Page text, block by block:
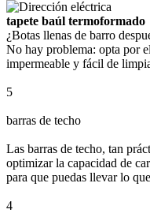
tapete baúl termoformado
¿Botas llenas de barro
No hay problema: opta por
impermeable y fácil de
5
barras de techo
Las barras de techo, tan
optimizar la capacidad de
para que puedas llevar lo
4